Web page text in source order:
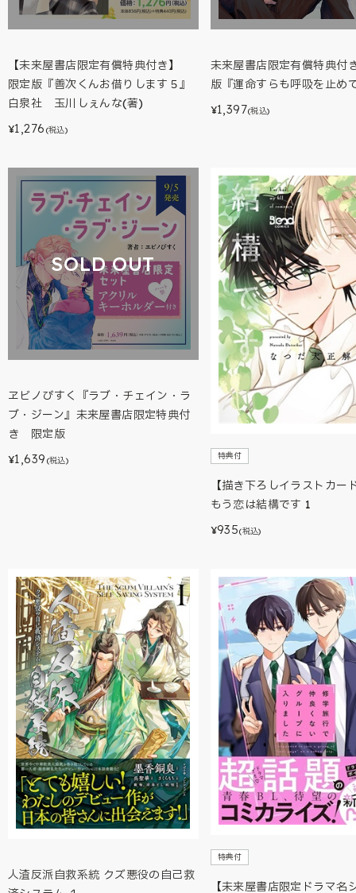
【未来屋書店限定有償特典付き】
限定版『善次くんお借りします５』
白泉社 玉川しぇんな(著)
¥1,276 (税込)
未来屋書店限定有償特典
版『運命すらも呼吸を止め
¥1,397(税込)
SOLD OUT
ヱビノびすく『ラブ・チェイン・ラ
ブ・ジーン』未来屋書店限定特典付
き 限定版
¥1,639 (税込) 特典付
【描き下ろしイラストカー
もう恋は結構です 1
¥935(税込)
人渣反派自救系統 クズ悪役の自己救
特典付
【未来屋書店限定ドラマ名